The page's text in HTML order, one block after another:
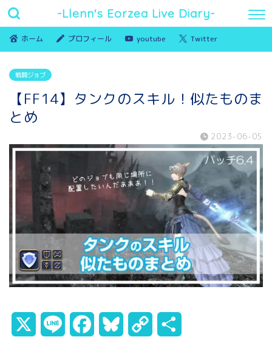
-Llenn's Eorzea Live Diary-
ホーム プロフィール youtube Twitter
戦闘ジョブ
【FF14】タンクのスキル！似たものま
とめ
2023-06-05